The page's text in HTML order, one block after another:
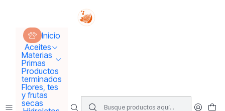
Inicio
Aceites
Materias
Primas
Productos
terminados
Flores, tes
y frutas
secas
Tus sueños se concretan aquí !!!
Envase pet transparente tapa metálica 60 grs